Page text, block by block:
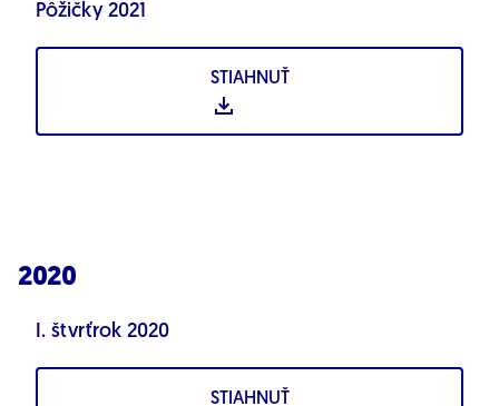
Pôžičky 2021
STIAHNUŤ
2020
I. štvrťrok 2020
STIAHNUŤ